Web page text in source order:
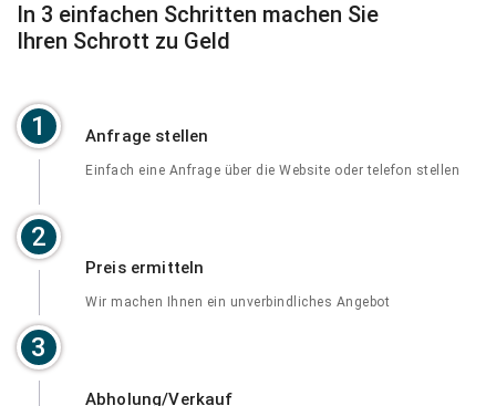
In 3 einfachen Schritten machen Sie
Ihren Schrott zu Geld
1
2
3
Anfrage stellen
Einfach eine Anfrage über die Website oder telefon stellen
Preis ermitteln
Wir machen Ihnen ein unverbindliches Angebot
Abholung/Verkauf